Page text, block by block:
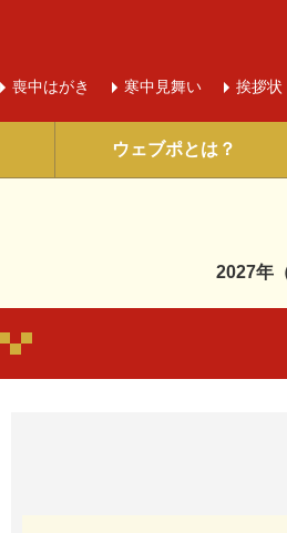
喪中はがき 寒中 見舞い 挨拶状
ウェブポとは？
2027年